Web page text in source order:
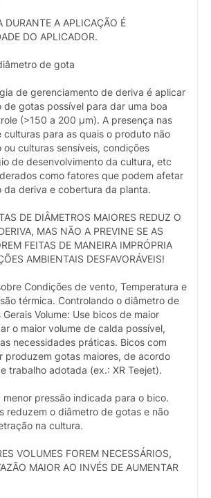
DURANTE A APLICAÇÃO É
DO APLICADOR.
de gota
de gerenciamento de deriva é aplicar
de gotas possível para dar uma boa
(>150 a 200 µm). A presença nas
culturas para as quais o produto não
culturas sensíveis, condições
de desenvolvimento da cultura, etc
como fatores que podem afetar
da deriva e cobertura da planta.
DE DIÂMETROS MAIORES REDUZ O
MAS NÃO A PREVINE SE AS
FEITAS DE MANEIRA IMPRÓPRIA
AMBIENTAIS DESFAVORÁVEIS!
Condições de vento, Temperatura e
térmica. Controlando o diâmetro de
Volume: Use bicos de maior
o maior volume de calda possível,
necessidades práticas. Bicos com
produzem gotas maiores, de acordo
trabalho adotada (ex.: XR Teejet).
menor pressão indicada para o bico.
reduzem o diâmetro de gotas e não
na cultura.
VOLUMES FOREM NECESSÁRIOS,
MAIOR AO INVÉS DE AUMENTAR